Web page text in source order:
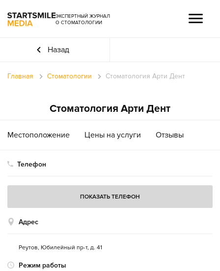
ЭКСПЕРТНЫЙ ЖУРНАЛ
О СТОМАТОЛОГИИ
Назад
Главная Стоматологии Стоматология Арти Дент
Стоматология Арти Дент
Местоположение Цены на услуги Отзывы
Телефон
ПОКАЗАТЬ ТЕЛЕФОН
Адрес
Реутов, Юбилейный пр-т, д. 41
Режим работы